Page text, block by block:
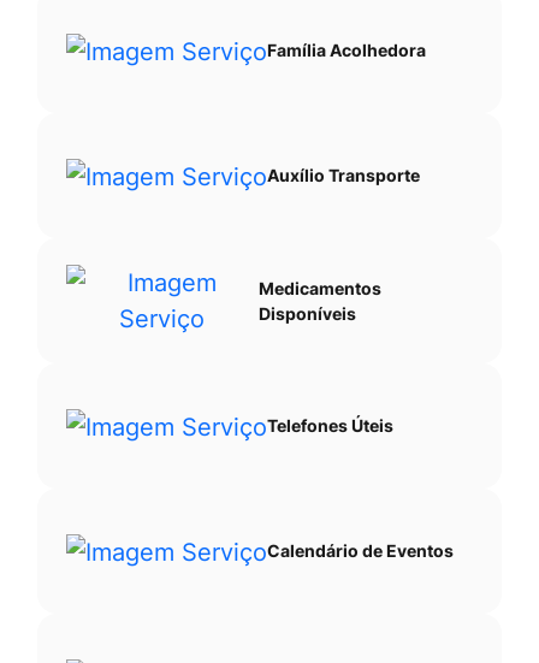
Família Acolhedora
Auxílio Transporte
Medicamentos
Disponíveis
Telefones Úteis
Calendário de Eventos